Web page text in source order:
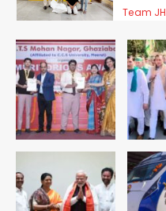
Team
5
चोरी के
Team